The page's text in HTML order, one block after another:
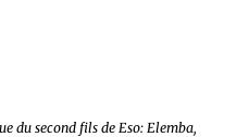
du second fils de Eso: Elemba,